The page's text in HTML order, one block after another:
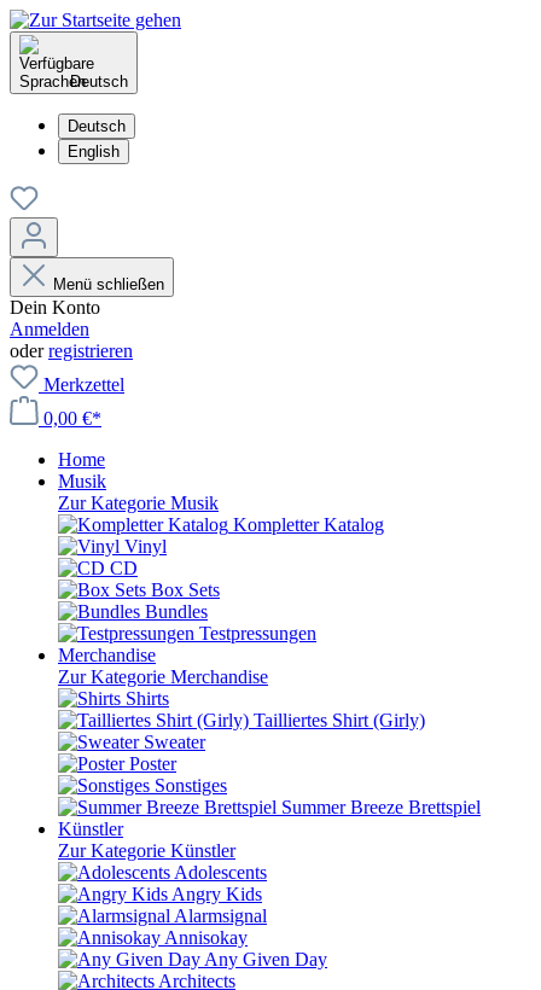
Deutsch
Deutsch
English
Menü schließen
Dein Konto
Anmelden
oderregistrieren
Merkzettel
0,00 €*
Home
Musik
Zur Kategorie Musik
Kompletter Katalog
Vinyl
CD
Box Sets
Bundles
Testpressungen
Merchandise
Zur Kategorie Merchandise
Shirts
Tailliertes Shirt (Girly)
Sweater
Poster
Sonstiges
Summer Breeze Brettspiel
Künstler
Zur Kategorie Künstler
Adolescents
Angry Kids
Alarmsignal
Annisokay
Any Given Day
Architects